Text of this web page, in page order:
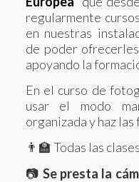
regularmente
en nuestras
de poder
apoyando la
En el curso de
usar el modo
organizada y haz
👨‍🏫 Todas las
📷 Se presta la